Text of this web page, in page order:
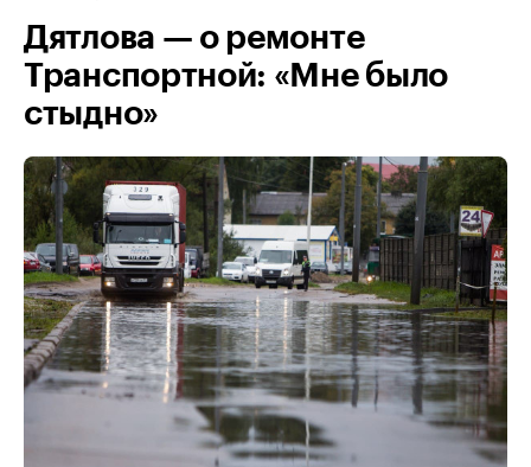
Дятлова — о ремонте
Транспортной: «Мне было
стыдно»